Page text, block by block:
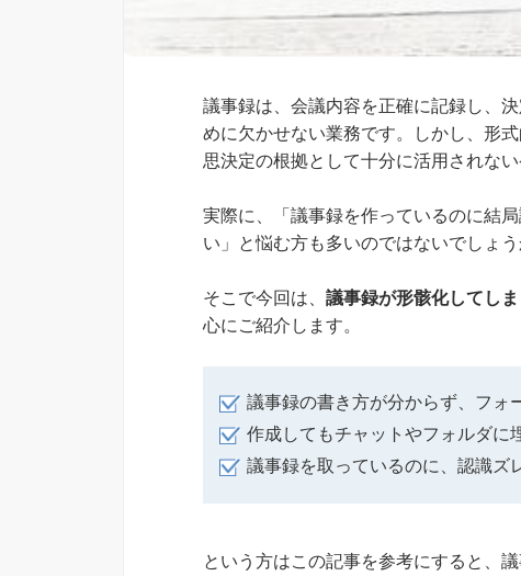
議事録は、会議内容を正確に記録し、
めに欠かせない業務です。しかし、形
思決定の根拠として十分に活用されな
実際に、「議事録を作っているのに結
い」と悩む方も多いのではないでしょう
そこで今回は、 議事録が形骸化してし
心にご紹介します。
議事録の書き方が分からず、フォ
作成してもチャットやフォルダに
議事録を取っているのに、認識ズ
という方はこの記事を参考にすると、